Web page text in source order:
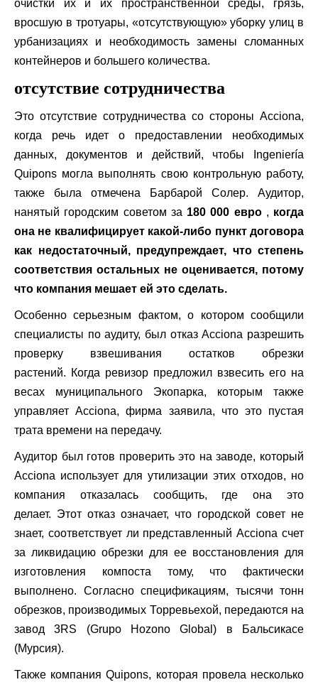
очистки их и их пространственной среды, грязь,
вросшую в тротуары, «отсутствующую» уборку улиц в
урбанизациях и необходимость замены сломанных
контейнеров и большего количества.
отсутствие сотрудничества
Это отсутствие сотрудничества со стороны Acciona,
когда речь идет о предоставлении необходимых
данных, документов и действий, чтобы Ingeniería
Quipons могла выполнять свою контрольную работу,
также была отмечена Барбарой Солер. Аудитор,
нанятый городским советом за 180 000 евро, когда
она не квалифицирует какой-либо пункт договора
как недостаточный, предупреждает, что степень
соответствия остальных не оценивается, потому
что компания мешает ей это сделать.
Особенно серьезным фактом, о котором сообщили
специалисты по аудиту, был отказ Acciona разрешить
проверку взвешивания остатков обрезки
растений. Когда ревизор предложил взвесить его на
весах муниципального Экопарка, которым также
управляет Acciona, фирма заявила, что это пустая
трата времени на передачу.
Аудитор был готов проверить это на заводе, который
Acciona использует для утилизации этих отходов, но
компания отказалась сообщить, где она это
делает. Этот отказ означает, что городской совет не
знает, соответствует ли представленный Acciona счет
за ликвидацию обрезки для ее восстановления для
изготовления компоста тому, что фактически
выполнено. Согласно спецификациям, тысячи тонн
обрезков, производимых Торревьехой, передаются на
завод 3RS (Grupo Hozono Global) в Бальсикасе
(Мурсия).
Также компания Quipons, которая провела несколько